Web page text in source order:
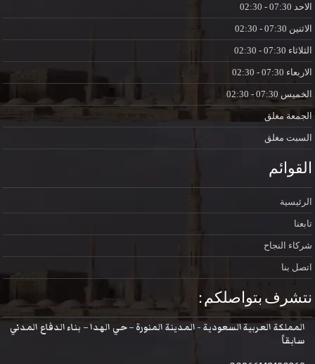
الاحد
الاثنين
الثلاثاء
الاربعاء
الخميس
الجمعة مغلق
السبت مغلق
القوائم
الرئيسية
تابعنا
شركاء النجاح
اتصل بنا
نتشرف بتواصلكم :
المملكة العربية السعودية - المدينة المنورة – حي الهدا – بناء الدفاع المدني
سابقاً